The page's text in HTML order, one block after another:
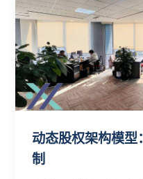
动态股权架构模
制